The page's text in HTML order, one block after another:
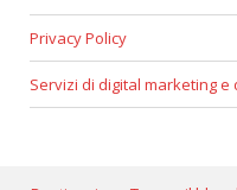
Privacy Policy
Servizi di digital marketing e